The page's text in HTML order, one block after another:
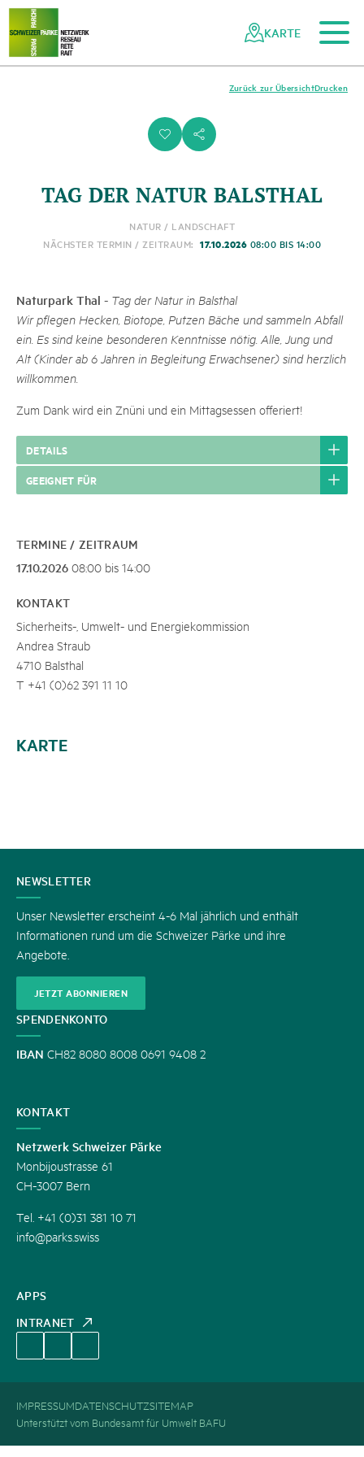
Navigieren
Netzwerk
Schweizer
Schnellnavigation
Zum Hauptinhalt
Zur mobilen Navigation
Zur Suche
Zum Fussbereich
Zur Sitemap
KARTE
i s
Drucken
Zurück zur Übersicht
TAG DER NATUR BALSTHAL
NATUR / LANDSCHAFT
NÄCHSTER TERMIN / ZEITRAUM: 17.10.2026 08:00 BIS 14:00
Naturpark Thal - Tag der Natur in Balsthal
Wir pflegen Hecken, Biotope, Putzen Bäche und sammeln Abfall
ein. Es sind keine besonderen Kenntnisse nötig. Alle, Jung und
Alt (Kinder ab 6 Jahren in Begleitung Erwachsener) sind herzlich
willkommen.
Zum Dank wird ein Znüni und ein Mittagsessen offeriert!
DETAILS
GEEIGNET FÜR
TERMINE / ZEITRAUM
17.10.2026 08:00 bis 14:00
KONTAKT
Sicherheits-, Umwelt- und Energiekommission
Andrea Straub
4710 Balsthal
T +41 (0)62 391 11 10
KARTE
KONTAKT
APPS
INTRANET
NEWSLETTER
Unser Newsletter erscheint 4-6 Mal jährlich und enthält
Informationen rund um die Schweizer Pärke und ihre
Angebote.
JETZT ABONNIEREN
SPENDENKONTO
IBAN CH82 8080 8008 0691 9408 2
KONTAKT
Netzwerk Schweizer Pärke
Monbijoustrasse 61
CH-3007 Bern
Tel. +41 (0)31 381 10 71
info@parks.swiss
IMPRESSUMDATENSCHUTZSITEMAP
Unterstützt vom Bundesamt für Umwelt BAFU